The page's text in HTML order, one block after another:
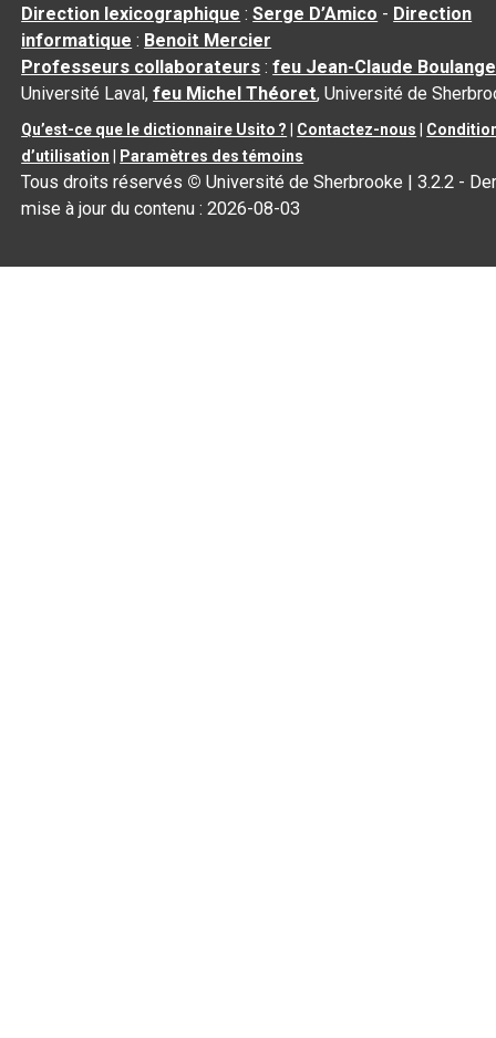
Direction lexicographique :Serge D’Amico - Direction
informatique : Benoit Mercier
Professeurs collaborateurs :feu Jean-Claude
Université Laval,feu Michel Théoret, Université de
Qu’est-ce que le dictionnaire Usito ? Contactez-nous
d’utilisation
Paramètres des témoins
Tous droits réservés © Université de Sherbrooke |3.2.2 -
mise à jour du contenu :2026-08-03